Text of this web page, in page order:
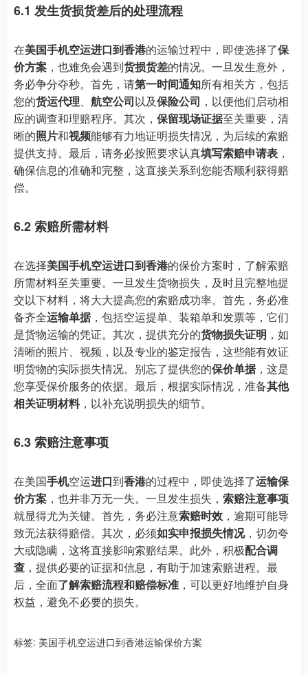
6.1 发生货损货差后的处理流程
在美国手机空运进口到香港的运输过程中，即使选择了保
价方案 ，也难免会遇到货损货差的情况。一旦发生意外，
务必争分夺秒。首先，请第一时间通知所有相关方，包括
您的货运代理、 航空公司以及保险公司 ，以便他们启动相
应的调查和理赔程序。其次， 保留现场证据至关重要，清
晰的照片和视频能够有力地证明损失情况，为后续的索赔
提供支持。最后，请务必按照要求认真填写索赔申请表 ，
确保信息的准确和完整，这直接关系到您能否顺利获得赔
偿。
6.2 索赔所需材料
在选择美国手机空运进口到香港的保价方案时，了解索赔
所需材料至关重要。一旦发生货物损失，及时且完整地提
交以下材料，将大大提高您的索赔成功率。首先，务必准
备齐全运输单据，包括空运提单、装箱单和发票等，它们
是货物运输的凭证。其次，提供充分的货物损失证明 ，如
清晰的照片、视频，以及专业的鉴定报告，这些能有效证
明货物的实际损失情况。别忘了提供您的保价单据，这是
您享受保价服务的依据。最后，根据实际情况，准备其他
相关证明材料，以补充说明损失的细节。
6.3 索赔注意事项
在美国手机空运进口到香港的过程中，即使选择了运输保
价方案 ，也并非万无一失。一旦发生损失， 索赔注意事项
就显得尤为关键。首先，务必注意索赔时效 ，逾期可能导
致无法获得赔偿。其次，必须如实申报损失情况，切勿夸
大或隐瞒，这将直接影响索赔结果。此外，积极配合调
查 ，提供必要的证据和信息，有助于加速索赔进程。最
后，全面了解索赔流程和赔偿标准 ，可以更好地维护自身
权益，避免不必要的损失。
标签: 美国手机空运进口到香港运输保价方案